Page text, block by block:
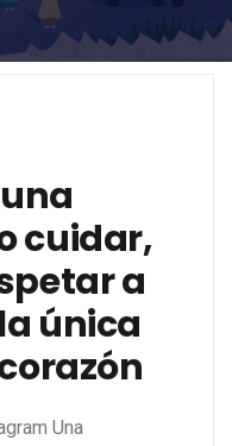
cuidar,
a
única
Una